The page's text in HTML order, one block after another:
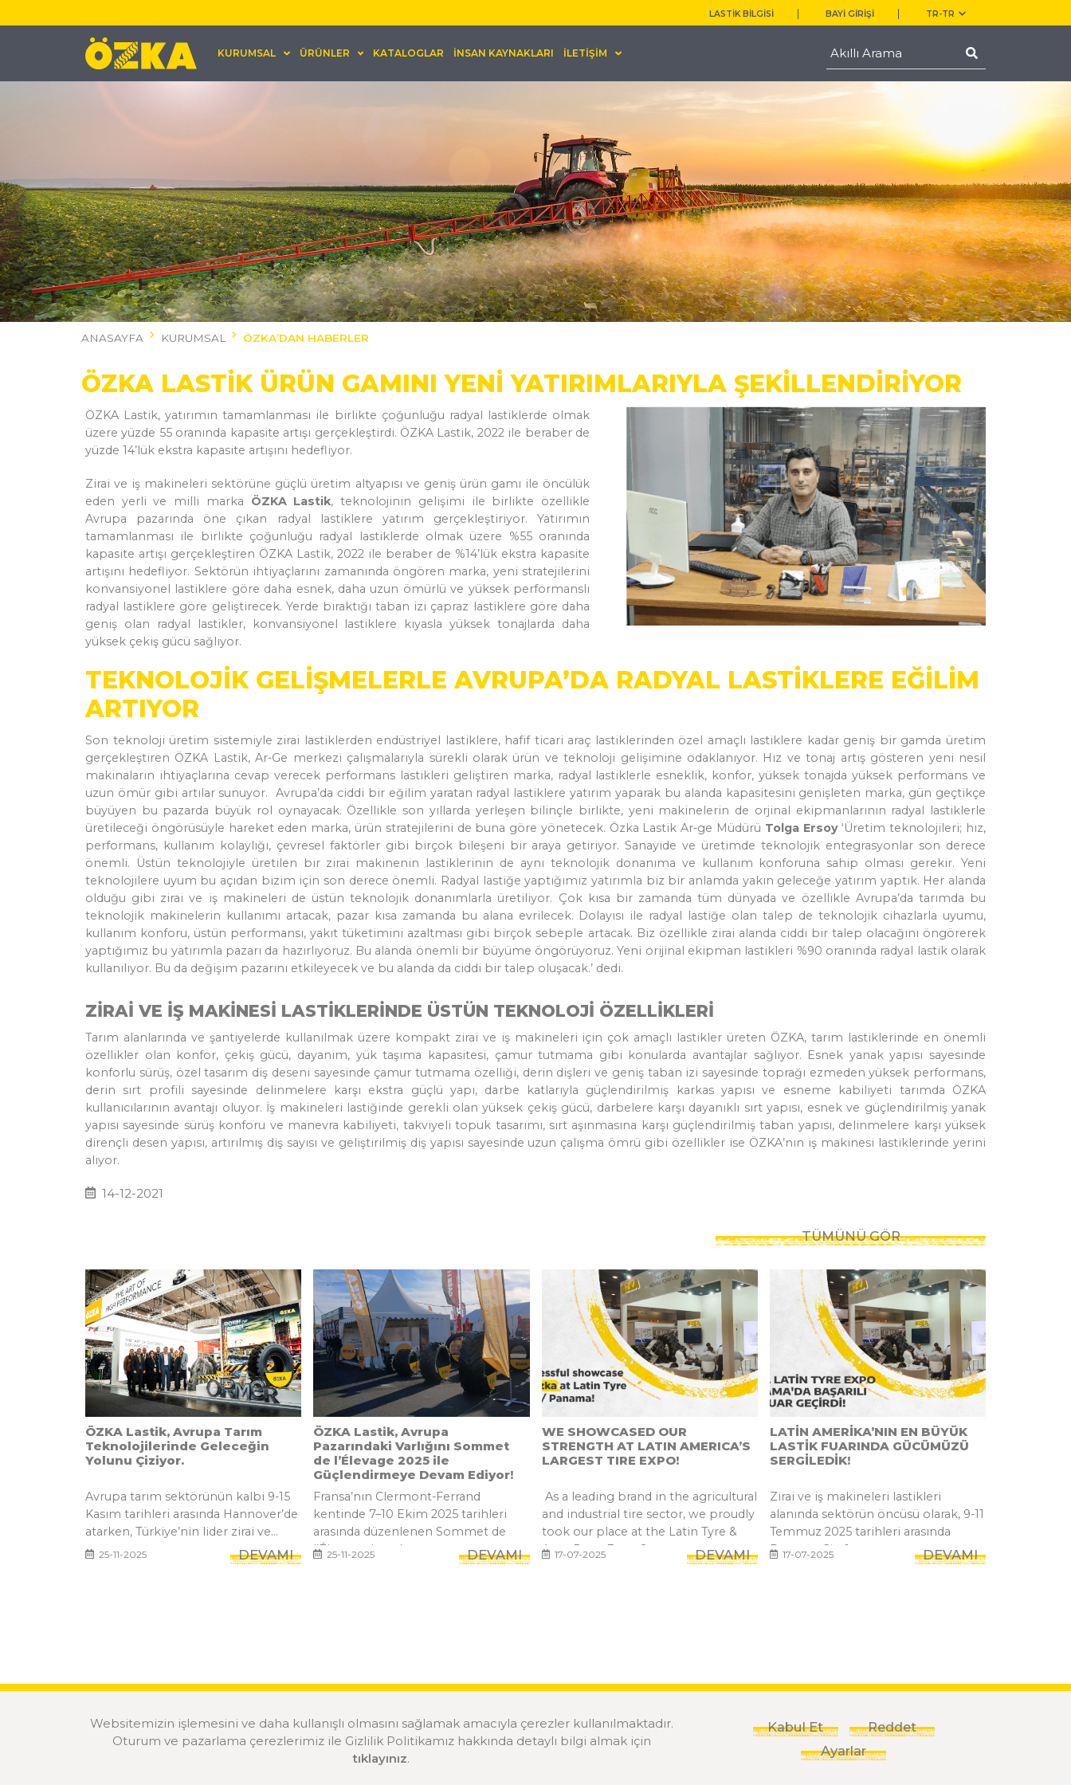
LASTİK BİLGİSİ BAYİ GİRİŞİ TR-TR
KURUMSAL ÜRÜNLER KATALOGLAR İNSAN KAYNAKLARI İLETİŞİM
ANASAYFA KURUMSAL ÖZKA’DAN HABERLER
ÖZKA LASTİK ÜRÜN GAMINI YENİ YATIRIMLARIYLA ŞEKİLLENDİRİYOR
ÖZKA Lastik, yatırımın tamamlanması ile birlikte çoğunluğu radyal lastiklerde olmak
üzere yüzde 55 oranında kapasite artışı gerçekleştirdi. ÖZKA Lastik, 2022 ile beraber de
yüzde 14’lük ekstra kapasite artışını hedefliyor.
Zirai ve iş makineleri sektörüne güçlü üretim altyapısı ve geniş ürün gamı ile öncülük
eden yerli ve milli marka ÖZKA Lastik, teknolojinin gelişimi ile birlikte özellikle
Avrupa pazarında öne çıkan radyal lastiklere yatırım gerçekleştiriyor. Yatırımın
tamamlanması ile birlikte çoğunluğu radyal lastiklerde olmak üzere %55 oranında
kapasite artışı gerçekleştiren ÖZKA Lastik, 2022 ile beraber de %14’lük ekstra kapasite
artışını hedefliyor. Sektörün ihtiyaçlarını zamanında öngören marka, yeni stratejilerini
konvansiyonel lastiklere göre daha esnek, daha uzun ömürlü ve yüksek performanslı
radyal lastiklere göre geliştirecek. Yerde bıraktığı taban izi çapraz lastiklere göre daha
geniş olan radyal lastikler, konvansiyonel lastiklere kıyasla yüksek tonajlarda daha
yüksek çekiş gücü sağlıyor.
TEKNOLOJİK GELİŞMELERLE AVRUPA’DA RADYAL LASTİKLERE EĞİLİM
ARTIYOR
Son teknoloji üretim sistemiyle zirai lastiklerden endüstriyel lastiklere, hafif ticari araç lastiklerinden özel amaçlı lastiklere kadar geniş bir gamda üretim
gerçekleştiren ÖZKA Lastik, Ar-Ge merkezi çalışmalarıyla sürekli olarak ürün ve teknoloji gelişimine odaklanıyor. Hız ve tonaj artış gösteren yeni nesil
makinaların ihtiyaçlarına cevap verecek performans lastikleri geliştiren marka, radyal lastiklerle esneklik, konfor, yüksek tonajda yüksek performans ve
uzun ömür gibi artılar sunuyor. Avrupa’da ciddi bir eğilim yaratan radyal lastiklere yatırım yaparak bu alanda kapasitesini genişleten marka, gün geçtikçe
büyüyen bu pazarda büyük rol oynayacak. Özellikle son yıllarda yerleşen bilinçle birlikte, yeni makinelerin de orjinal ekipmanlarının radyal lastiklerle
üretileceği öngörüsüyle hareket eden marka, ürün stratejilerini de buna göre yönetecek. Özka Lastik Ar-ge Müdürü Tolga Ersoy‘Üretim teknolojileri; hız,
performans, kullanım kolaylığı, çevresel faktörler gibi birçok bileşeni bir araya getiriyor. Sanayide ve üretimde teknolojik entegrasyonlar son derece
önemli. Üstün teknolojiyle üretilen bir zirai makinenin lastiklerinin de aynı teknolojik donanıma ve kullanım konforuna sahip olması gerekir. Yeni
teknolojilere uyum bu açıdan bizim için son derece önemli. Radyal lastiğe yaptığımız yatırımla biz bir anlamda yakın geleceğe yatırım yaptık. Her alanda
olduğu gibi zirai ve iş makineleri de üstün teknolojik donanımlarla üretiliyor. Çok kısa bir zamanda tüm dünyada ve özellikle Avrupa’da tarımda bu
teknolojik makinelerin kullanımı artacak, pazar kısa zamanda bu alana evrilecek. Dolayısı ile radyal lastiğe olan talep de teknolojik cihazlarla uyumu,
kullanım konforu, üstün performansı, yakıt tüketimini azaltması gibi birçok sebeple artacak. Biz özellikle zirai alanda ciddi bir talep olacağını öngörerek
yaptığımız bu yatırımla pazarı da hazırlıyoruz. Bu alanda önemli bir büyüme öngörüyoruz. Yeni orijinal ekipman lastikleri %90 oranında radyal lastik olarak
kullanılıyor. Bu da değişim pazarını etkileyecek ve bu alanda da ciddi bir talep oluşacak.’ dedi.
ZİRAİ VE İŞ MAKİNESİ LASTİKLERİNDE ÜSTÜN TEKNOLOJİ ÖZELLİKLERİ
Tarım alanlarında ve şantiyelerde kullanılmak üzere kompakt zirai ve iş makineleri için çok amaçlı lastikler üreten ÖZKA, tarım lastiklerinde en önemli
özellikler olan konfor, çekiş gücü, dayanım, yük taşıma kapasitesi, çamur tutmama gibi konularda avantajlar sağlıyor. Esnek yanak yapısı sayesinde
konforlu sürüş, özel tasarım diş deseni sayesinde çamur tutmama özelliği, derin dişleri ve geniş taban izi sayesinde toprağı ezmeden yüksek performans,
derin sırt profili sayesinde delinmelere karşı ekstra güçlü yapı, darbe katlarıyla güçlendirilmiş karkas yapısı ve esneme kabiliyeti tarımda ÖZKA
kullanıcılarının avantajı oluyor. İş makineleri lastiğinde gerekli olan yüksek çekiş gücü, darbelere karşı dayanıklı sırt yapısı, esnek ve güçlendirilmiş yanak
yapısı sayesinde sürüş konforu ve manevra kabiliyeti, takviyeli topuk tasarımı, sırt aşınmasına karşı güçlendirilmiş taban yapısı, delinmelere karşı yüksek
dirençli desen yapısı, artırılmış diş sayısı ve geliştirilmiş diş yapısı sayesinde uzun çalışma ömrü gibi özellikler ise ÖZKA’nın iş makinesi lastiklerinde yerini
alıyor.
14-12-2021
TÜMÜNÜ GÖR
ÖZKA Lastik, Avrupa Tarım
Teknolojilerinde Geleceğin
Yolunu Çiziyor.
Avrupa tarım sektörünün kalbi 9-15
Kasım tarihleri arasında Hannover’de
atarken, Türkiye’nin lider zirai ve...
25-11-2025 DEVAMI
ÖZKA Lastik, Avrupa
Pazarındaki Varlığını Sommet
de l’Élevage 2025 ile
Güçlendirmeye Devam Ediyor!
Fransa’nın Clermont-Ferrand
kentinde 7–10 Ekim 2025 tarihleri
arasında düzenlenen Sommet de
l’Élevage, bu yıl...
25-11-2025 DEVAMI
WE SHOWCASED OUR
STRENGTH AT LATIN AMERICA’S
LARGEST TIRE EXPO!
As a leading brand in the agricultural
and industrial tire sector, we proudly
took our place at the Latin Tyre &
Auto Parts Expo 2...
17-07-2025 DEVAMI
LATİN AMERİKA’NIN EN BÜYÜK
LASTİK FUARINDA GÜCÜMÜZÜ
SERGİLEDİK!
Zirai ve iş makineleri lastikleri
alanında sektörün öncüsü olarak, 9-11
Temmuz 2025 tarihleri arasında
Panama City&...
17-07-2025 DEVAMI
GİZLİLİK POLİTİKAMIZ
Websitemizin işlemesini ve daha kullanışlı olmasını sağlamak amacıyla çerezler kullanılmaktadır.
Oturum ve pazarlama çerezlerimiz ile Gizlilik Politikamız hakkında detaylı bilgi almak için
tıklayınız.
Kabul Et
Reddet
Ayarlar